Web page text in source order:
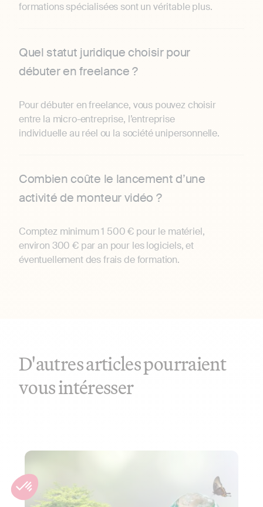
formations spécialisées sont un véritable plus.
Quel statut juridique choisir pour
débuter en freelance ?
Pour débuter en freelance, vous pouvez choisir
entre la micro-entreprise, l’entreprise
individuelle au réel ou la société unipersonnelle.
Combien coûte le lancement d’une
activité de monteur vidéo ?
Comptez minimum 1 500 € pour le matériel,
environ 300 € par an pour les logiciels, et
éventuellement des frais de formation.
D'autres articles pourraient
vous intéresser